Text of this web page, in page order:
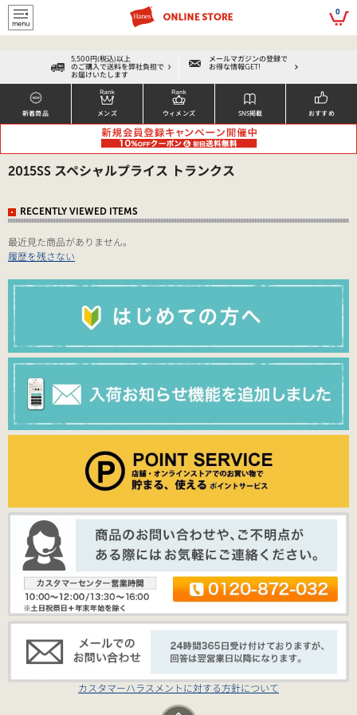
script> 0
5,500円(税込)以上
のご購入で送料を弊社負担で
お届けいたします
メールマガジンの登録で
お得な情報GET!
新着商品 メンズ ウィメンズ SNS掲載 おすすめ
2015SS スペシャルプライス トランクス
RECENTLY VIEWED ITEMS
最近見た商品がありません。
履歴を残さない
カスタマーハラスメントに対する方針について